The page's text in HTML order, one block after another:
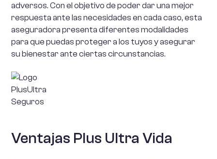
adversos. Con el objetivo de poder dar una mejor
respuesta ante las necesidades en cada caso, esta
aseguradora presenta diferentes modalidades
para que puedas proteger a los tuyos y asegurar
su bienestar ante ciertas circunstancias.
Ventajas Plus Ultra Vida